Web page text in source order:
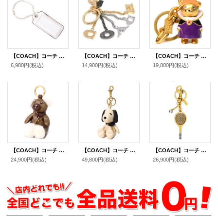
【COACH】コーチ パテントレザー ハングタグ ロゴ チャーム キーホルダー チャーク【訳あり】（日本未発売）
6,980円(税込)
【COACH】コーチ メタル パーフォレーテッド コーチ ロゴ バッグチャーム キーリング キーホルダー マルチ（日本未発売）
14,900円(税込)
【COACH】コーチ メタル エナメル ディズニー コラボ ヴィランズ イービルクイーン エビルクイーン 魔女 白雪姫 ベアー くま 熊 スワロスキー バッグチャーム キーリング キーホルダー マルチ（日本未発売）
19,800円(税込)
【COACH】コーチ コーティングキャンバス スムースレザー シアリング シグネチャー テディ ベアー くま 熊 バッグチャーム キーリング キーホルダー カーキ×ゴールド（日本未発売）
24,900円(税込)
【COACH】コーチ スヌーピー キーホルダー ピーナッツ コラボ レザー バッグチャーム キーリング マルチ（日本未発売）
49,800円(税込)
【COACH】コーチ キーホルダー テニス ラケット ボール メタル スモール ロゴ チャーム バッグチャーム キーリング キーホルダー ブラスマルチ（日本未発売）
26,900円(税込)